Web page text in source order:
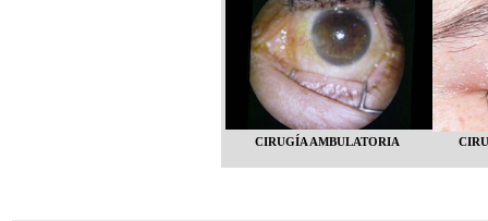
CIRUGÍA AMBULATORIA